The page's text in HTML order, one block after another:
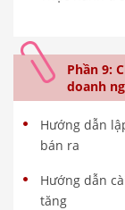
Phần 9:
doanh
Hướng dẫn
bán ra
Hướng dẫn
tăng